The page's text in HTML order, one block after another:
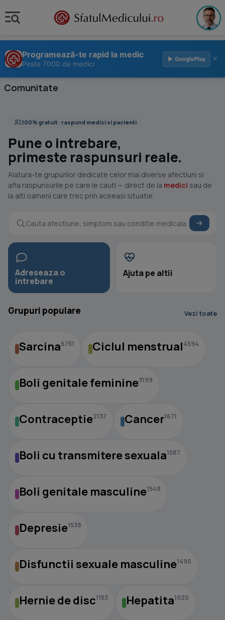
Programează-te rapid la medic
Peste 7000 de medici
▶ GooglePlay ×
Comunitate
100% gratuit · raspund medici si pacienti
Pune o intrebare,
primeste raspunsuri reale.
Alatura-te grupurilor dedicate celor mai diverse afectiuni si
afla raspunsurile pe care le cauti — direct de la medici sau de
la alti oameni care trec prin aceeasi situatie.
Adreseaza o
intrebare
Ajuta pe altii
Grupuri populare Vezi toate
Sarcina6751 Ciclul menstrual4594
Boli genitale feminine3199
Contraceptie2137 Cancer1671
Boli cu transmitere sexuala1587
Boli genitale masculine1548
Depresie1538
Disfunctii sexuale masculine1490
Hernie de disc1153 Hepatita1020